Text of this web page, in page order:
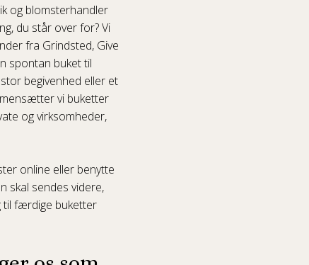
og blomsterhandler
du står over for? Vi
fra Grindsted, Give
spontan buket til
begivenhed eller et
vi buketter
og virksomheder,
online eller benytte
skal sendes videre,
til færdige buketter